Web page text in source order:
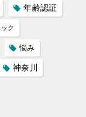
年齢認証
ク
悩み
神奈川